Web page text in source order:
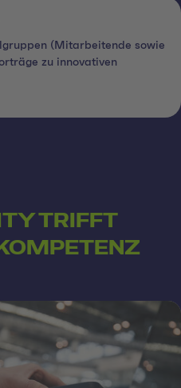
(Mitarbeitende sowie
zu innovativen
TRIFFT